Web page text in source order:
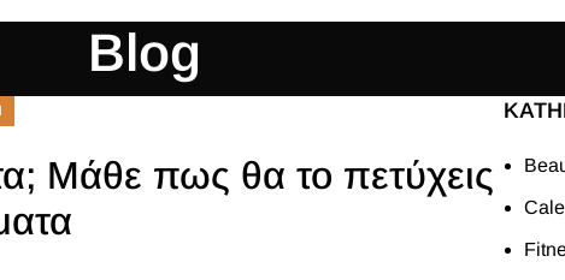
Blog
Μάθε πως θα το πετύχεις